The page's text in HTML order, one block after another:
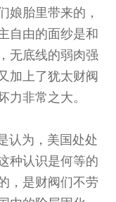
娘胎里带来的，
自由的面纱是和
无底线的弱肉强
加上了犹太财阀
力非常之大。
为，美国处处
种认识是何等的
，是财阀们不劳